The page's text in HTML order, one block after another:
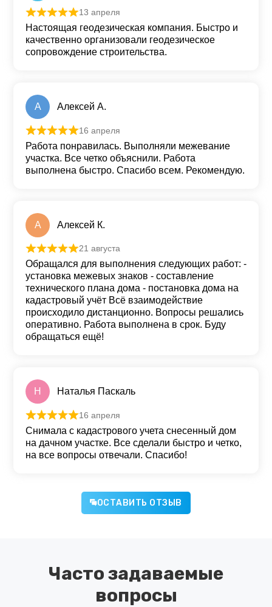
Оценка из 5
13 апреля
Настоящая геодезическая компания. Быстро и
качественно организовали геодезическое
сопровождение строительства.
А Алексей А.
Оценка5 из 5
16 апреля
Работа понравилась. Выполняли межевание
участка. Все четко объяснили. Работа
выполнена быстро. Спасибо всем. Рекомендую.
А Алексей К.
Оценка из 5
21 августа
Обращался для выполнения следующих работ: -
установка межевых знаков - составление
технического плана дома - постановка дома на
кадастровый учёт Всё взаимодействие
происходило дистанционно. Вопросы решались
оперативно. Работа выполнена в срок. Буду
обращаться ещё!
Н Наталья Паскаль
Оценка5 из 5
16 апреля
Снимала с кадастрового учета снесенный дом
на дачном участке. Все сделали быстро и четко,
на все вопросы отвечали. Спасибо!
ОСТАВИТЬ ОТЗЫВ
Часто задаваемые
вопросы